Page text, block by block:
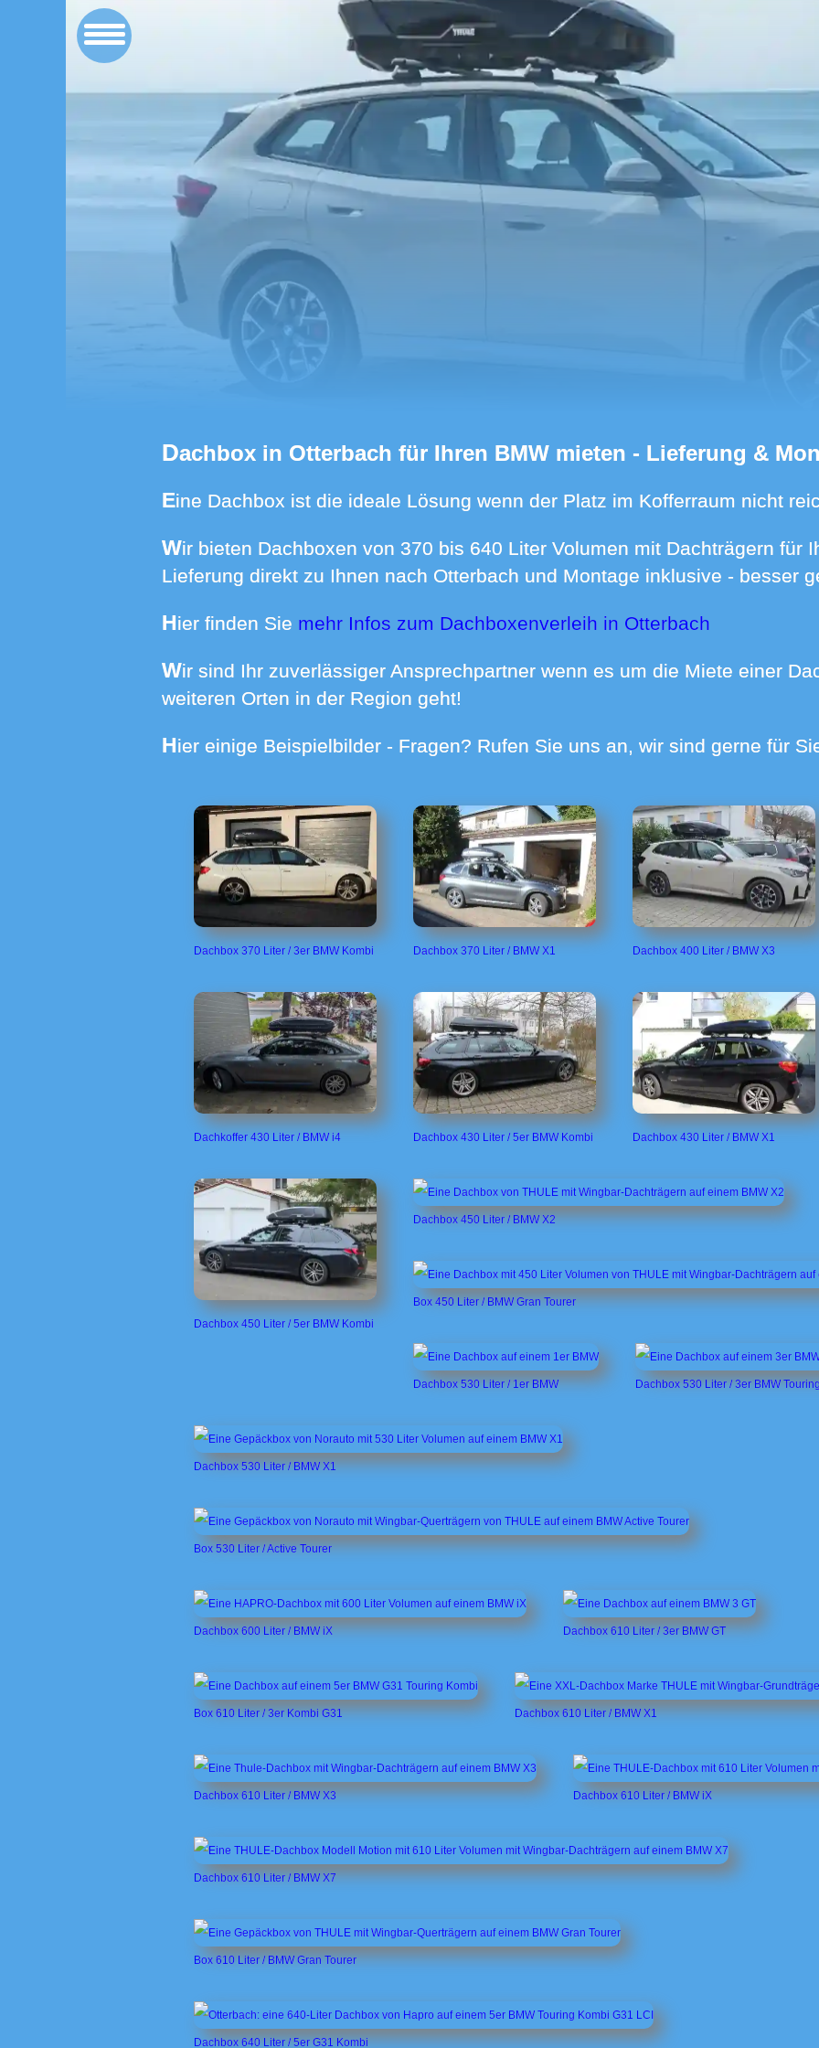
Dachbox in Otterbach für Ihren BMW mieten - Lieferung &
Eine Dachbox ist die ideale Lösung wenn der Platz im Kofferraum nicht
Wir bieten Dachboxen von 370 bis 640 Liter Volumen mit Dachträgern für Ihren BMW zur Miete an -
Lieferung direkt zu Ihnen nach Otterbach und Montage inklusive - besser
Hier finden Sie mehr Infos zum Dachboxenverleih in Otterbach
Wir sind Ihr zuverlässiger Ansprechpartner wenn es um die Miete einer Dachbox in Otterbach und
weiteren Orten in der Region geht!
Hier einige Beispielbilder - Fragen? Rufen Sie uns an, wir sind gerne für
Dachbox 370 Liter / 3er BMW Kombi Dachbox 370 Liter / BMW X1 Dachbox 400 Liter / BMW X3
Dachkoffer 430 Liter / BMW i4 Dachbox 430 Liter / 5er BMW Kombi Dachbox 430 Liter / BMW X1
Dachbox 450 Liter / 5er BMW Kombi
Dachbox 450 Liter / BMW X2
Box 450 Liter / BMW Gran Tourer
Dachbox 530 Liter / 1er BMW Dachbox 530 Liter / 3er BMW
Dachbox 530 Liter / BMW X1
Box 530 Liter / Active Tourer
Dachbox 600 Liter / BMW iX Dachbox 610 Liter / 3er BMW GT
Box 610 Liter / 3er Kombi G31 Dachbox 610 Liter / BMW X1
Dachbox 610 Liter / BMW X3 Dachbox 610 Liter / BMW iX
Dachbox 610 Liter / BMW X7
Box 610 Liter / BMW Gran Tourer
Dachbox 640 Liter / 5er G31 Kombi